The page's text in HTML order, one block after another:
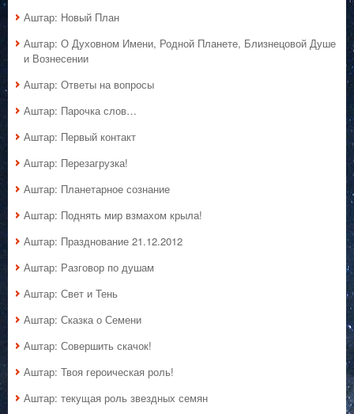
Аштар: Новый План
Аштар: О Духовном Имени, Родной Планете, Близнецовой Душе
и Вознесении
Аштар: Ответы на вопросы
Аштар: Парочка слов…
Аштар: Первый контакт
Аштар: Перезагрузка!
Аштар: Планетарное сознание
Аштар: Поднять мир взмахом крыла!
Аштар: Празднование 21.12.2012
Аштар: Разговор по душам
Аштар: Свет и Тень
Аштар: Сказка о Семени
Аштар: Совершить скачок!
Аштар: Твоя героическая роль!
Аштар: текущая роль звездных семян